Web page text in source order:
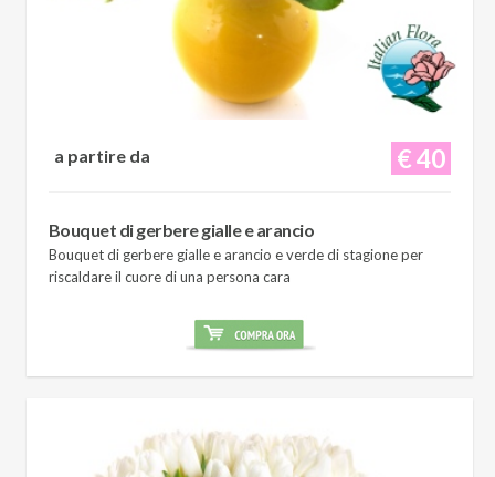
€ 40
a partire da
Bouquet di gerbere gialle e arancio
Bouquet di gerbere gialle e arancio e verde di stagione per
riscaldare il cuore di una persona cara